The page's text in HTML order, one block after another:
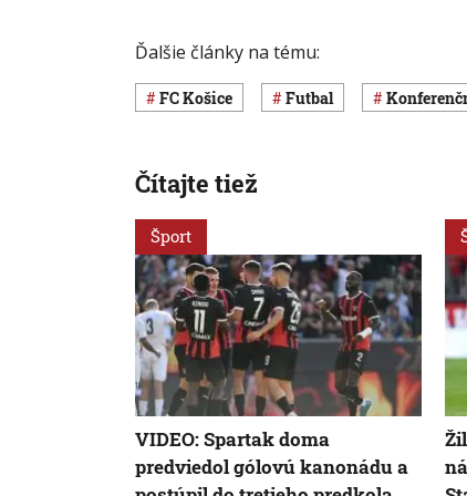
Ďalšie články na tému:
FC Košice Futbal
Čítajte tiež
Šport
VIDEO: Spartak doma
predviedol gólovú kanonádu a